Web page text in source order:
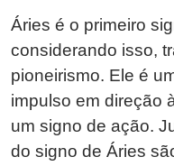
Áries é o primeiro
considerando isso,
pioneirismo. Ele é
impulso em direção
um signo de ação.
do signo de Áries